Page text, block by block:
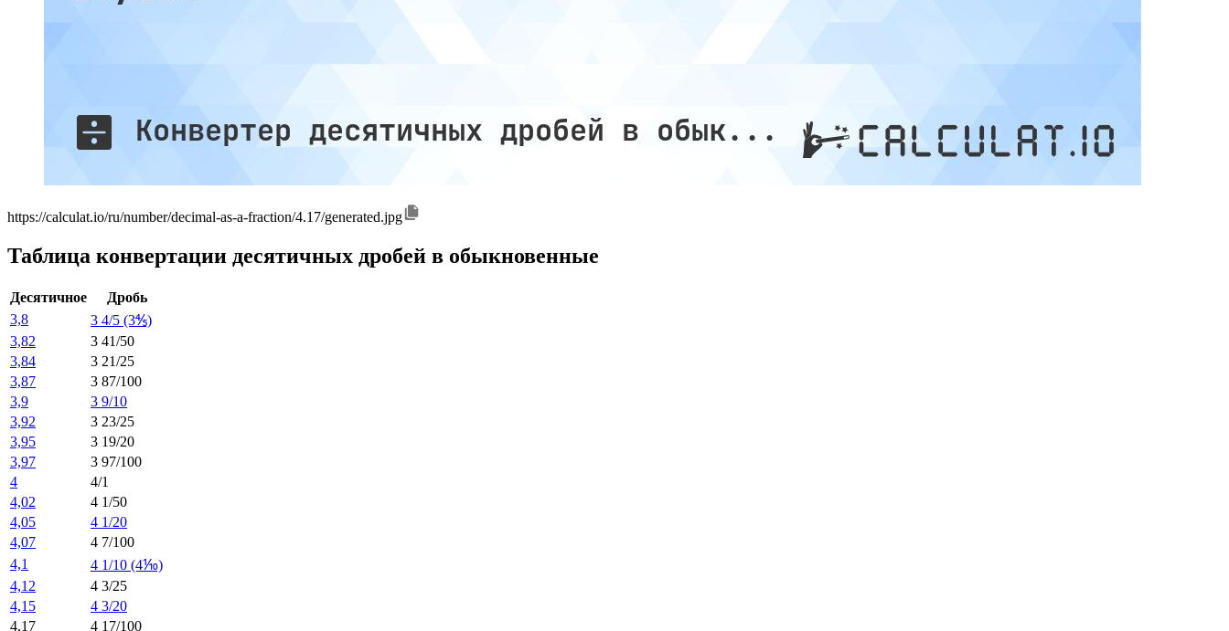
https://calculat.io/ru/number/decimal-as-a-fraction/4.17/generated.jpg
Таблица конвертации десятичных дробей в обыкновенные
Десятичное
Дробь
3,8
3 4/5 (3⅘)
3,82
3 41/50
3,84
3 21/25
3,87
3 87/100
3,9
3 9/10
3,92
3 23/25
3,95
3 19/20
3,97
3 97/100
4
4/1
4,02
4 1/50
4,05
4 1/20
4,07
4 7/100
4,1
4 1/10 (4⅒)
4,12
4 3/25
4,15
4 3/20
4,17
4 17/100